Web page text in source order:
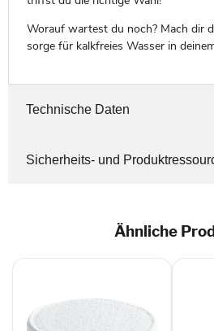
Worauf wartest du noch? Mach dir
sorge für kalkfreies Wasser in
Technische Daten
Sicherheits- und
Ähnliche